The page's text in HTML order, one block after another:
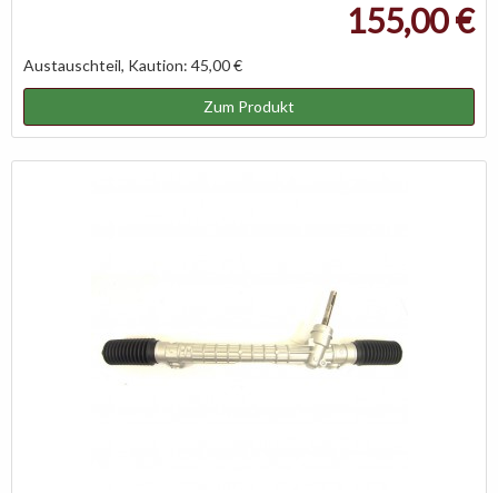
155,00 €
Austauschteil, Kaution: 45,00 €
Zum Produkt